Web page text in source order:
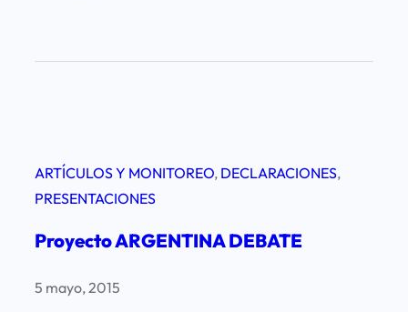
ARTÍCULOS Y MONITOREO, DECLARACIONES
PRESENTACIONES
Proyecto ARGENTINA DEBATE
5 mayo, 2015